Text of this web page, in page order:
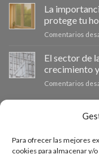
Para ofrecer las mejores
cookies para almacenar y/
La
protege tu
Comentarios
El sector de
crecimiento
Comentarios
PRESUPUESTO A
Si necesitas